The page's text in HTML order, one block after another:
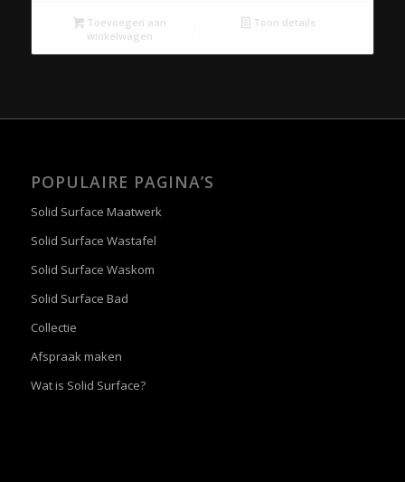
Toevoegen aan
winkelwagen
Toon details
POPULAIRE PAGINA’S
Solid Surface Maatwerk
Solid Surface Wastafel
Solid Surface Waskom
Solid Surface Bad
Collectie
Afspraak maken
Wat is Solid Surface?